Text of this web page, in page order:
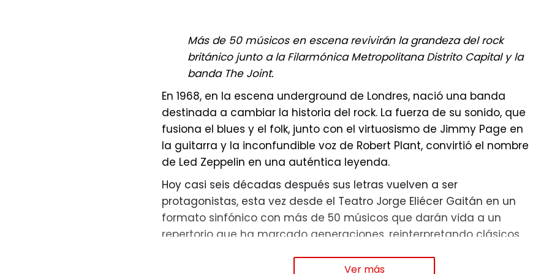
serenidad, la ilusión y la permanencia.
"No queríamos contar un cuento perfecto. Queríamos mostrar que el
amor también se construye con conversaciones, aprendizajes y
decisiones diarias. Si estas canciones logran que alguien vuelva a
creer en el amor, entonces todo habrá valido la pena", agregó
Mayra.
Con ‘Romance’, la cantautora colombiana abre una nueva puerta
en su carrera musical y convierte los 33 años de matrimonio y la
familia que construyeron con sus cuatro hijos, en un símbolo para
canciones capaces de detener el ruido y hacer que el amor vuelva
Más de 50 músicos en escena revivirán la grandeza del rock
británico junto a la Filarmónica Metropolitana Distrito Capital y la
banda The Joint.
En 1968, en la escena underground de Londres, nació una banda
destinada a cambiar la historia del rock. La fuerza de su sonido, que
fusiona el blues y el folk, junto con el virtuosismo de Jimmy Page en
la guitarra y la inconfundible voz de Robert Plant, convirtió el nombre
de Led Zeppelin en una auténtica leyenda.
Hoy casi seis décadas después sus letras vuelven a ser
protagonistas, esta vez desde el Teatro Jorge Eliécer Gaitán en un
formato sinfónico con más de 50 músicos que darán vida a un
repertorio que ha marcado generaciones, reinterpretando clásicos
Ver másde ¡El legado de Led Zeppelin